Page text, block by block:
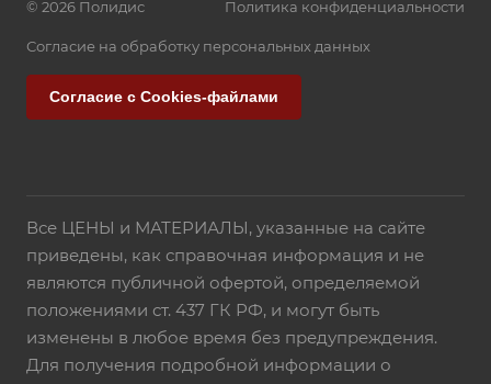
© 2026 Полидис Политика конфиденциальности
Согласие на обработку персональных данных
Согласие с Cookies-файлами
Все ЦЕНЫ и МАТЕРИАЛЫ, указанные на сайте
приведены, как справочная информация и не
являются публичной офертой, определяемой
положениями ст. 437 ГК РФ, и могут быть
изменены в любое время без предупреждения.
Для получения подробной информации о